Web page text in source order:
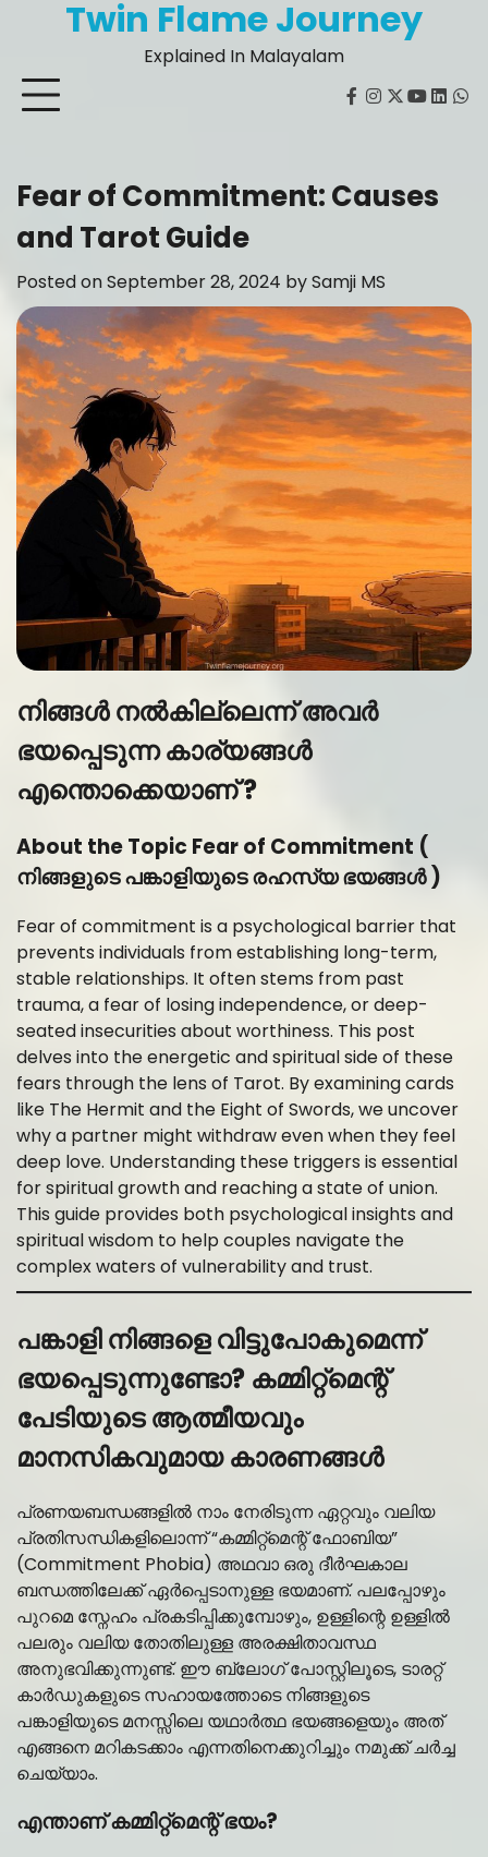
Twin Flame Journey
Explained In Malayalam
facebook
instagram
twitter
youtube
Fear of Commitment: Causes
and Tarot Guide
Posted onSeptember 28, 2024 bySamji MS
നിങ്ങൾ നൽകില്ലെന്ന് അവർ
ഭയപ്പെടുന്ന കാര്യങ്ങൾ
എന്തൊക്കെയാണ് ?
About the Topic Fear of Commitment (
നിങ്ങളുടെ പങ്കാളിയുടെ രഹസ്യ ഭയങ്ങൾ )
Fear of commitment is a psychological barrier that
prevents individuals from establishing long-term,
stable relationships. It often stems from past
trauma, a fear of losing independence, or deep-
seated insecurities about worthiness. This post
delves into the energetic and spiritual side of these
fears through the lens of Tarot. By examining cards
like The Hermit and the Eight of Swords, we uncover
why a partner might withdraw even when they feel
deep love. Understanding these triggers is essential
for spiritual growth and reaching a state of union.
This guide provides both psychological insights and
spiritual wisdom to help couples navigate the
complex waters of vulnerability and trust.
പങ്കാളി നിങ്ങളെ വിട്ടുപോകുമെന്ന്
ഭയപ്പെടുന്നുണ്ടോ? കമ്മിറ്റ്‌മെന്റ്
പേടിയുടെ ആത്മീയവും
മാനസികവുമായ കാരണങ്ങൾ
പ്രണയബന്ധങ്ങളിൽ നാം നേരിടുന്ന ഏറ്റവും വലിയ
പ്രതിസന്ധികളിലൊന്ന് “കമ്മിറ്റ്‌മെന്റ് ഫോബിയ”
(Commitment Phobia) അഥവാ ഒരു ദീർഘകാല
ബന്ധത്തിലേക്ക് ഏർപ്പെടാനുള്ള ഭയമാണ്. പലപ്പോഴും
പുറമെ സ്നേഹം പ്രകടിപ്പിക്കുമ്പോഴും, ഉള്ളിന്റെ ഉള്ളിൽ
പലരും വലിയ തോതിലുള്ള അരക്ഷിതാവസ്ഥ
അനുഭവിക്കുന്നുണ്ട്. ഈ ബ്ലോഗ് പോസ്റ്റിലൂടെ, ടാരറ്റ്
കാർഡുകളുടെ സഹായത്തോടെ നിങ്ങളുടെ
പങ്കാളിയുടെ മനസ്സിലെ യഥാർത്ഥ ഭയങ്ങളെയും അത്
എങ്ങനെ മറികടക്കാം എന്നതിനെക്കുറിച്ചും നമുക്ക് ചർച്ച
ചെയ്യാം.
എന്താണ് കമ്മിറ്റ്‌മെന്റ് ഭയം?